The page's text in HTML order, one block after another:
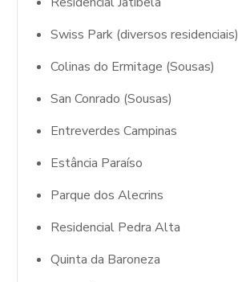
Swiss Park (diversos residenciais)
Colinas do Ermitage (Sousas)
San Conrado (Sousas)
Entreverdes Campinas
Estância Paraíso
Parque dos Alecrins
Residencial Pedra Alta
Quinta da Baroneza